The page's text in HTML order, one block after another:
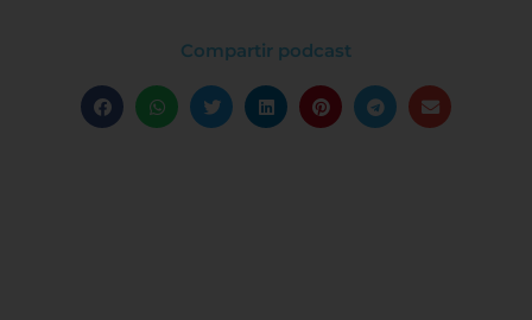
Compartir podcast